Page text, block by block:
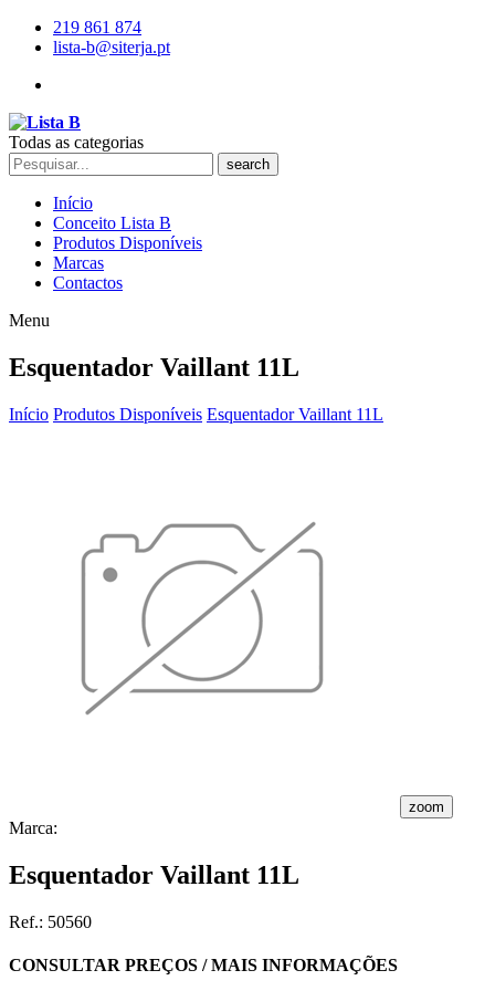
219 861 874
lista-b@siterja.pt
Todas as categorias
search
Início
Conceito Lista B
Produtos Disponíveis
Marcas
Contactos
Menu
Esquentador Vaillant 11L
Início Produtos Disponíveis Esquentador Vaillant 11L
zoom
Marca:
Esquentador Vaillant 11L
Ref.: 50560
CONSULTAR PREÇOS / MAIS INFORMAÇÕES